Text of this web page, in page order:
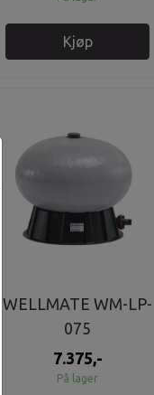
Kjøp
WELLMATE WM-LP-
075
7.375,-
På lager